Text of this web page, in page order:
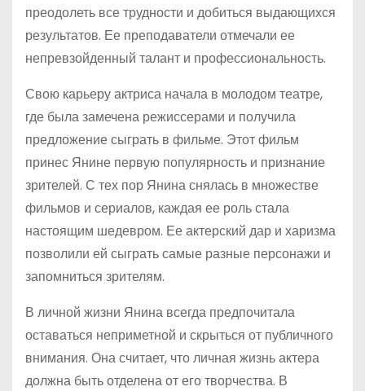
преодолеть все трудности и добиться выдающихся
результатов. Ее преподаватели отмечали ее
непревзойденный талант и профессиональность.
Свою карьеру актриса начала в молодом театре,
где была замечена режиссерами и получила
предложение сыграть в фильме. Этот фильм
принес Янине первую популярность и признание
зрителей. С тех пор Янина снялась в множестве
фильмов и сериалов, каждая ее роль стала
настоящим шедевром. Ее актерский дар и харизма
позволили ей сыграть самые разные персонажи и
запомниться зрителям.
В личной жизни Янина всегда предпочитала
оставаться неприметной и скрыться от публичного
внимания. Она считает, что личная жизнь актера
должна быть отделена от его творчества. В